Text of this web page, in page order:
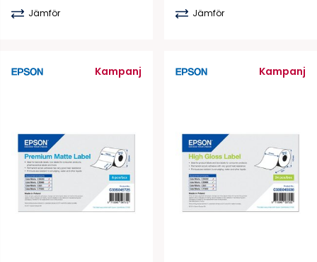
Jämför
Jämför
Kampanj Kampanj